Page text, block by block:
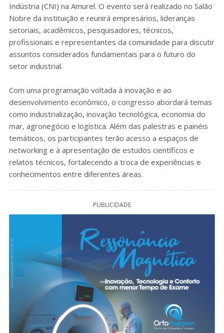
Indústria (CNI) na Amurel. O evento será realizado no Salão
Nobre da instituição e reunirá empresários, lideranças
setoriais, acadêmicos, pesquisadores, técnicos,
profissionais e representantes da comunidade para discutir
assuntos considerados fundamentais para o futuro do
setor industrial.
Com uma programação voltada à inovação e ao
desenvolvimento econômico, o congresso abordará temas
como industrialização, inovação tecnológica, economia do
mar, agronegócio e logística. Além das palestras e painéis
temáticos, os participantes terão acesso a espaços de
networking e à apresentação de estudos científicos e
relatos técnicos, fortalecendo a troca de experiências e
conhecimentos entre diferentes áreas.
PUBLICIDADE